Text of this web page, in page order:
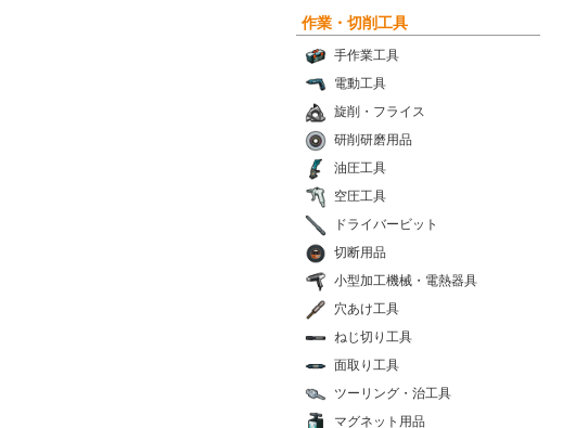
作業・切削工具
手作業工具
電動工具
旋削・フライス
研削研磨用品
油圧工具
空圧工具
ドライバービット
切断用品
小型加工機械・電熱器具
穴あけ工具
ねじ切り工具
面取り工具
ツーリング・治工具
マグネット用品